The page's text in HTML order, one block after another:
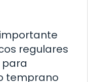
regulares
temprano